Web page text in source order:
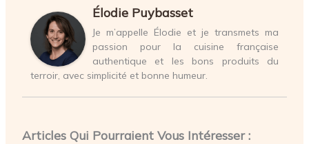
Élodie Puybasset
Je m’appelle Élodie et je transmets ma
passion pour la cuisine française
authentique et les bons produits du
terroir, avec simplicité et bonne humeur.
Articles Qui Pourraient Vous Intéresser :